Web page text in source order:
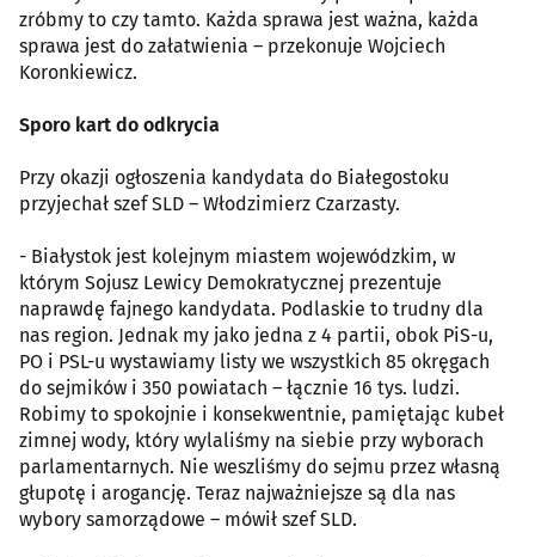
zróbmy to czy tamto. Każda sprawa jest ważna, każda
sprawa jest do załatwienia – przekonuje Wojciech
Koronkiewicz.
Sporo kart do odkrycia
Przy okazji ogłoszenia kandydata do Białegostoku
przyjechał szef SLD – Włodzimierz Czarzasty.
- Białystok jest kolejnym miastem wojewódzkim, w
którym Sojusz Lewicy Demokratycznej prezentuje
naprawdę fajnego kandydata. Podlaskie to trudny dla
nas region. Jednak my jako jedna z 4 partii, obok PiS-u,
PO i PSL-u wystawiamy listy we wszystkich 85 okręgach
do sejmików i 350 powiatach – łącznie 16 tys. ludzi.
Robimy to spokojnie i konsekwentnie, pamiętając kubeł
zimnej wody, który wylaliśmy na siebie przy wyborach
parlamentarnych. Nie weszliśmy do sejmu przez własną
głupotę i arogancję. Teraz najważniejsze są dla nas
wybory samorządowe – mówił szef SLD.